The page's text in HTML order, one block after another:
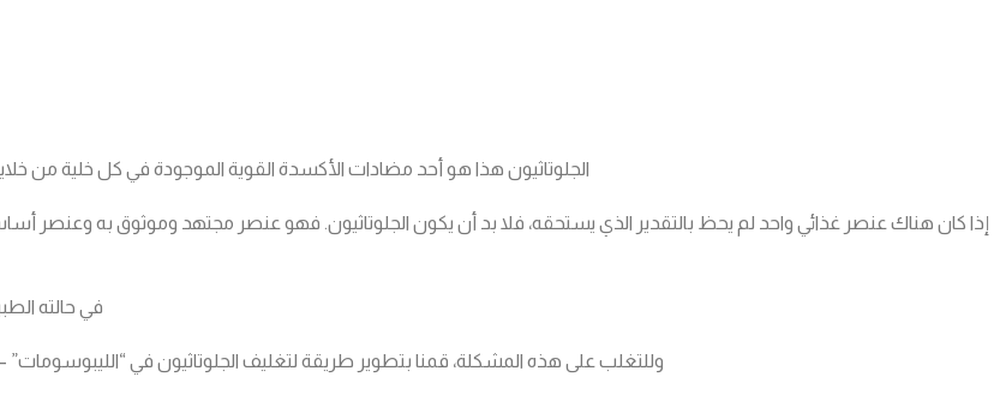
الجلوتاثيون هذا هو أحد مضادات الأكسدة القوية الموجودة في كل خلية من
إذا كان هناك عنصر غذائي واحد لم يحظ بالتقدير الذي يستحقه، فلا بد أن يكون الجلوتاثيون. فهو عنصر مجتهد وموثوق به وعنصر
في حالته
وللتغلب على هذه المشكلة، قمنا بتطوير طريقة لتغليف الجلوتاثيون في